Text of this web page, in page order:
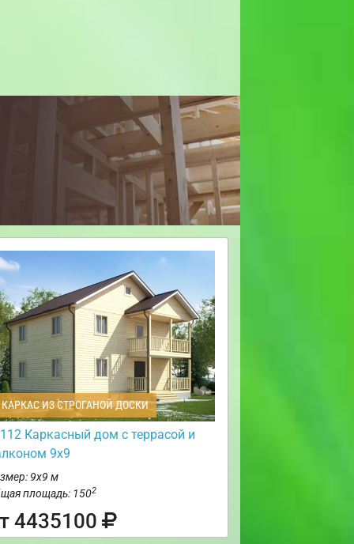
ИЗ СТРОГАНОЙ ДОСКИ
Каркасный дом с террасой и
9х9
9х9 м
площадь: 1502
4435100